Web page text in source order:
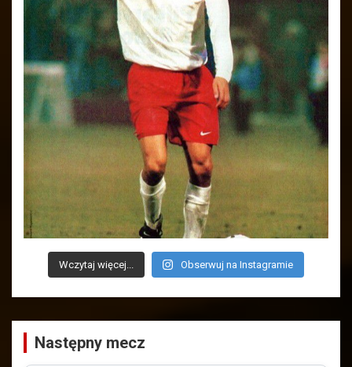
Wczytaj więcej... Obserwuj na Instagramie
Następny mecz